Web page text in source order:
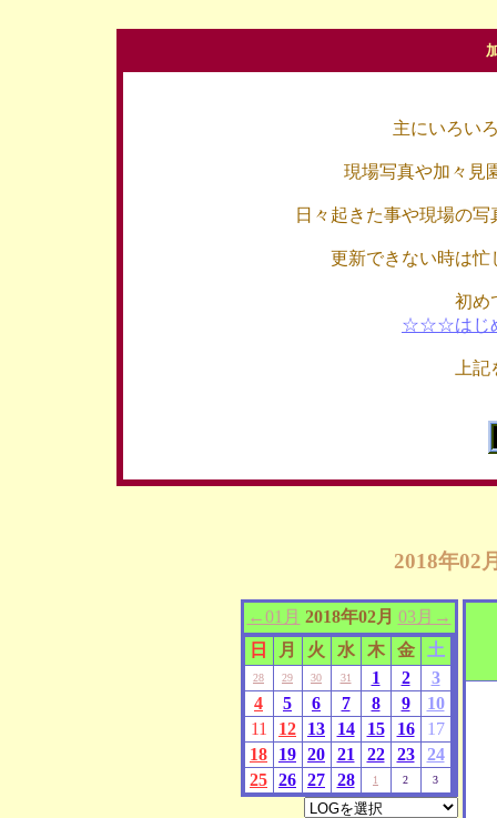
主にいろい
現場写真や加々見
日々起きた事や現場の
更新できない時は忙
初め
☆☆☆はじ
上
2018年02
←01月 2018年02月 03月→
日
月 火 水 木 金 土
28 29 30 31 1 2
3
4
5 6 7 8 9
10
11
12 13 14 15 16
17
18
19 20 21 22 23
24
25 26 27 28 1 2 3